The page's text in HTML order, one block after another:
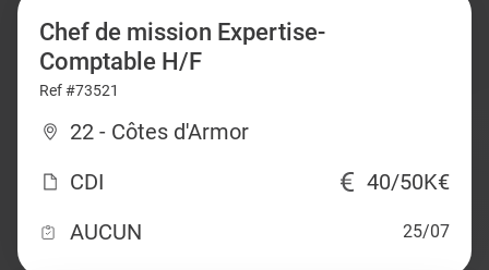
Chef de mission Expertise-
Comptable H/F
Ref #73521
22 - Côtes d'Armor
CDI
40/50K€
AUCUN
25/07